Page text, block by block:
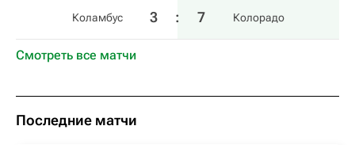
Коламбус 3 : 7 Колорадо
Смотреть все матчи
Последние матчи